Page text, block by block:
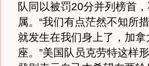
队同以被罚20分并列榜首
属。“我们有点茫然不知所
就发生在我们身上了，加
座。”美国队员克劳特这样